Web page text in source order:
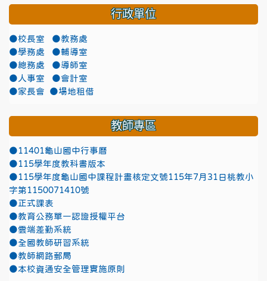
行政單位
●校長室
●教務處
●學務處
●輔導室
●總務處
●導師室
●人事室
●會計室
●家長會
●場地租借
教師專區
●11401龜山國中行事曆
●115學年度教科書版本
●115學年度龜山國中課程計畫核定文號115年7月31日桃教小
字第1150071410號
●正式課表
●教育公務單一認證授權平台
●雲端差勤系統
●全國教師研習系統
●教師網路郵局
●本校資通安全管理實施原則